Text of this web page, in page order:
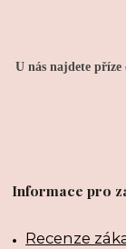
U nás najdete příze
Informace pro
Recenze